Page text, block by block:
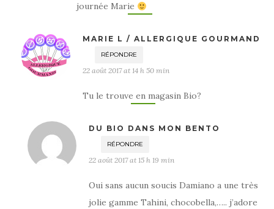
journée Marie
MARIE L / ALLERGIQUE GOURMAND
RÉPONDRE
22 août 2017 at 14 h 50 min
Tu le trouve en magasin Bio?
DU BIO DANS MON BENTO
RÉPONDRE
22 août 2017 at 15 h 19 min
Oui sans aucun soucis Damiano a une très
jolie gamme Tahini, chocobella,….. j’adore